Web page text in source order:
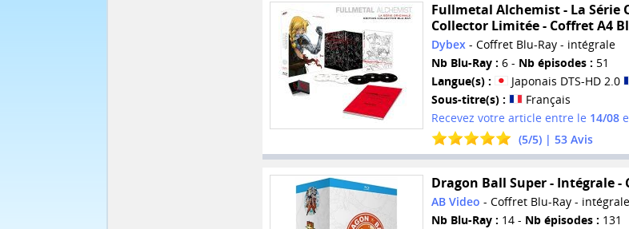
Fullmetal Alchemist - La Série
Collector Limitée - Coffret A4
Dybex- Coffret Blu-Ray - intégrale
Nb Blu-Ray : 6 - Nb épisodes : 51
Langue(s) :
Japonais DTS-HD 2.0
Sous-titre(s) :
Français
Recevez votre article entre le 14/08
(5/5) | 53Avis
Dragon Ball Super - Intégrale -
AB Video - Coffret Blu-Ray - intégrale
Nb Blu-Ray : 14 - Nb épisodes : 131